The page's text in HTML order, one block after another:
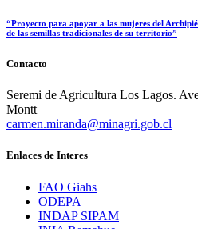
“Proyecto para apoyar a las mujeres del
de las semillas tradicionales de su territorio”
Contacto
Seremi de Agricultura Los Lagos.
Montt
carmen.miranda@minagri.gob.cl
Enlaces de Interes
FAO Giahs
ODEPA
INDAP SIPAM